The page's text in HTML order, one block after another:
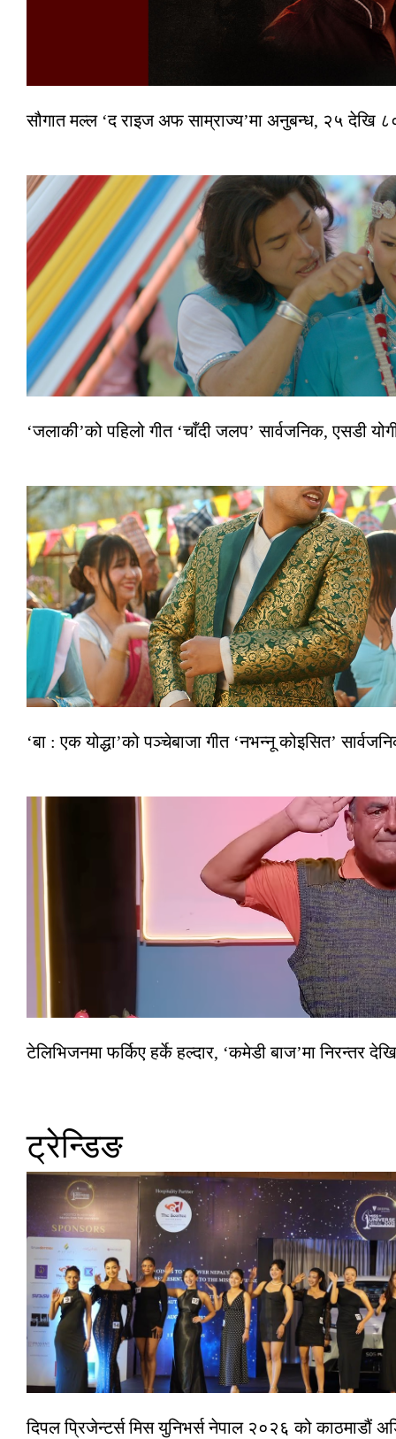
सौगात मल्ल ‘द राइज अफ साम्राज्य’मा अनुबन्ध, २५ देखि
‘जलाकी’को पहिलो गीत ‘चाँदी जलप’ सार्वजनिक, एसडी
‘बा : एक योद्धा’को पञ्चेबाजा गीत ‘नभन्नू कोइसित’
टेलिभिजनमा फर्किए हर्के हल्दार, ‘कमेडी बाज’मा निरन्तर
ट्रेन्डिङ
दिपल प्रिजेन्टर्स मिस युनिभर्स नेपाल २०२६ को काठमाडौं